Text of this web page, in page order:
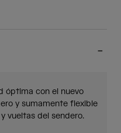
óptima con el nuevo
y sumamente flexible
vueltas del sendero.